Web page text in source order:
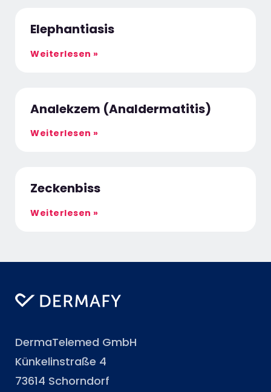
Elephantiasis
Weiterlesen »
Analekzem (Analdermatitis)
Weiterlesen »
Zeckenbiss
Weiterlesen »
DermaTelemed GmbH
Künkelinstraße 4
73614 Schorndorf